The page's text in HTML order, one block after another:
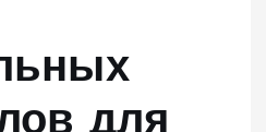
для